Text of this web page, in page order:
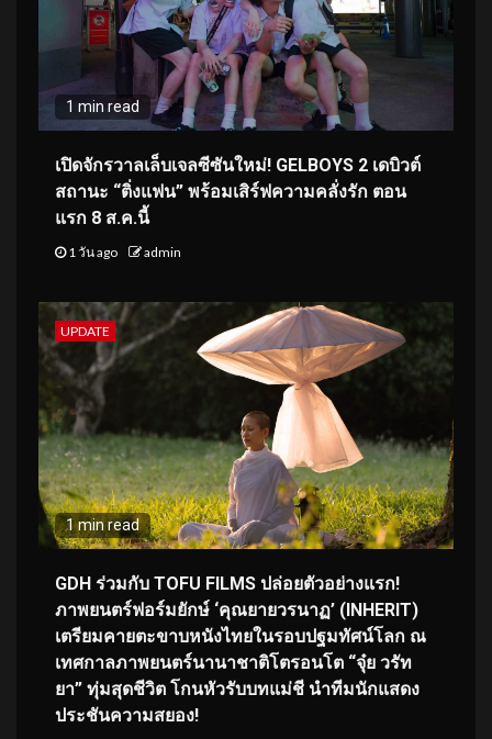
1 min read
เปิดจักรวาลเล็บเจลซีซันใหม่! GELBOYS 2 เดบิวต์
สถานะ “ติ่งแฟน” พร้อมเสิร์ฟความคลั่งรัก ตอน
แรก 8 ส.ค.นี้
1 วัน ago admin
UPDATE
1 min read
GDH ร่วมกับ TOFU FILMS ปล่อยตัวอย่างแรก!
ภาพยนตร์ฟอร์มยักษ์ ‘คุณยายวรนาฏ’ (INHERIT)
เตรียมคายตะขาบหนังไทยในรอบปฐมทัศน์โลก ณ
เทศกาลภาพยนตร์นานาชาติโตรอนโต “จุ๋ย วรัท
ยา” ทุ่มสุดชีวิต โกนหัวรับบทแม่ชี นำทีมนักแสดง
ประชันความสยอง!